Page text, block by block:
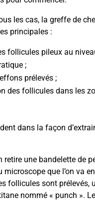
les cas, la greffe de
principales :
follicules pileux au
;
prélevés ;
des follicules dans les
dans la façon
retire une bandelette de
microscope que l’on va
follicules sont prélevés,
nommé « punch ».